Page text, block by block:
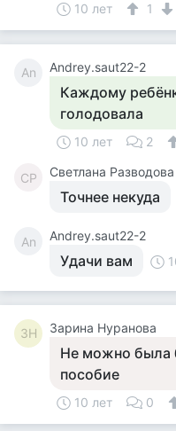
10 лет 1
An Andrey.saut22-2
Каждому
голодовала
10 лет 2
СР Светлана Разводова
Точнее некуда
An Andrey.saut22-2
Удачи вам
ЗН Зарина Нуранова
Не можно была
пособие
10 лет 0